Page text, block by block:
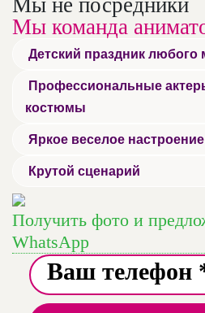
Мы команда
Детский праздник любого
Профессиональные
костюмы
Яркое веселое настроение
Крутой сценарий
Получить фото и
WhatsApp